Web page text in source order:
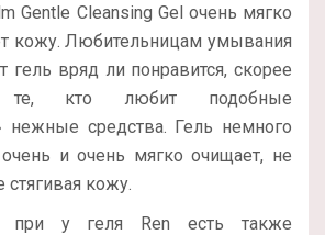
Gentle Cleansing Gel очень мягко
кожу. Любительницам умывания
гель вряд ли понравится, скорее
те, кто любит подобные
нежные средства. Гель немного
и очень мягко очищает, не
кожу.
при у геля Ren есть также